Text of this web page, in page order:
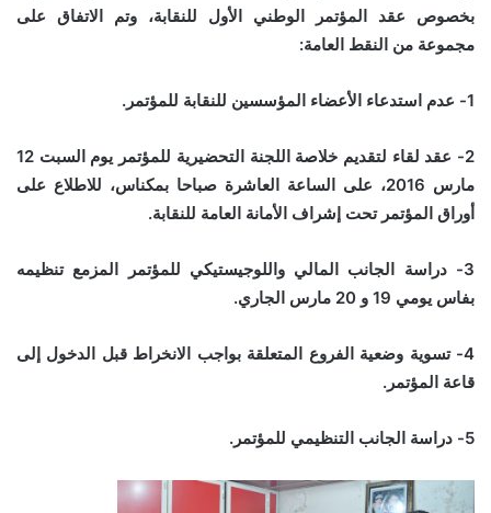
بخصوص عقد المؤتمر الوطني الأول للنقابة، وتم الاتفاق على
مجموعة من النقط العامة:
1- عدم استدعاء الأعضاء المؤسسين للنقابة للمؤتمر.
2- عقد لقاء لتقديم خلاصة اللجنة التحضيرية للمؤتمر يوم السبت 12
مارس 2016، على الساعة العاشرة صباحا بمكناس، للاطلاع على
أوراق المؤتمر تحت إشراف الأمانة العامة للنقابة.
3- دراسة الجانب المالي واللوجيستيكي للمؤتمر المزمع تنظيمه
بفاس يومي 19 و 20 مارس الجاري.
4- تسوية وضعية الفروع المتعلقة بواجب الانخراط قبل الدخول إلى
قاعة المؤتمر.
5- دراسة الجانب التنظيمي للمؤتمر.